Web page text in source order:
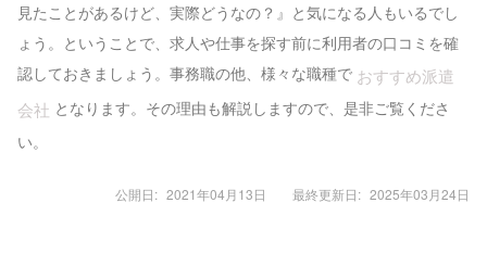
見たことがあるけど、実際どうなの？』と気になる人もいるでし
ょう。ということで、求人や仕事を探す前に利用者の口コミを確
認しておきましょう。事務職の他、様々な職種で おすすめ派遣
会社 となります。その理由も解説しますので、是非ご覧くださ
い。
公開日: 2021年04月13日 最終更新日: 2025年03月24日